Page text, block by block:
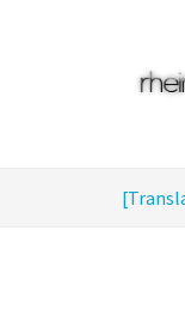
are